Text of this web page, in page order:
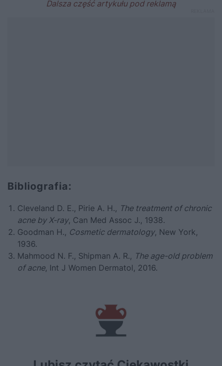
Bibliografia:
Cleveland D. E., Pirie A. H., The treatment of chronic
acne by X-ray, Can Med Assoc J., 1938.
Goodman H., Cosmetic dermatology, New York,
1936.
Mahmood N. F., Shipman A. R., The age-old problem
of acne, Int J Women Dermatol, 2016.